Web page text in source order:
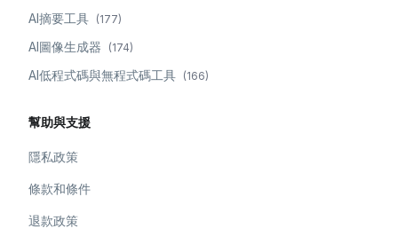
AI摘要工具 (177)
AI圖像生成器 (174)
AI低程式碼與無程式碼工具 (166)
幫助與支援
隱私政策
條款和條件
退款政策